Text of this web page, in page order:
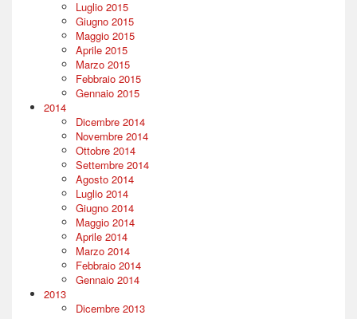
Luglio 2015
Giugno 2015
Maggio 2015
Aprile 2015
Marzo 2015
Febbraio 2015
Gennaio 2015
2014
Dicembre 2014
Novembre 2014
Ottobre 2014
Settembre 2014
Agosto 2014
Luglio 2014
Giugno 2014
Maggio 2014
Aprile 2014
Marzo 2014
Febbraio 2014
Gennaio 2014
2013
Dicembre 2013